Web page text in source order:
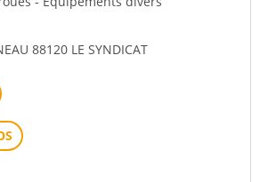
88120 LE SYNDICAT